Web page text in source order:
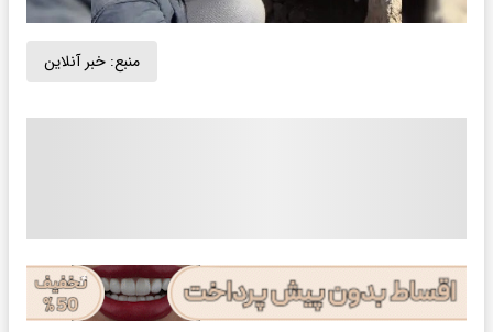
منبع: خبر آنلاین